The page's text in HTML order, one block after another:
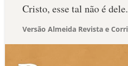
Cristo, esse tal não é dele.
Versão Almeida Revista e